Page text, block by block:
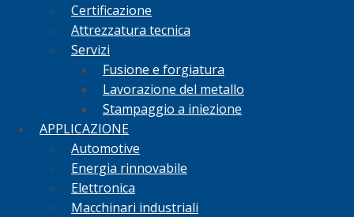
Certificazione
Attrezzatura tecnica
Servizi
Fusione e forgiatura
Lavorazione del metallo
Stampaggio a iniezione
APPLICAZIONE
Automotive
Energia rinnovabile
Elettronica
Macchinari industriali